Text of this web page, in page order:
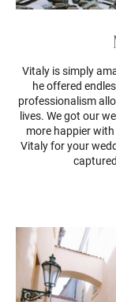
Vitaly is simply
he offered
professionalism
lives. We got our
more happier
Vitaly for your